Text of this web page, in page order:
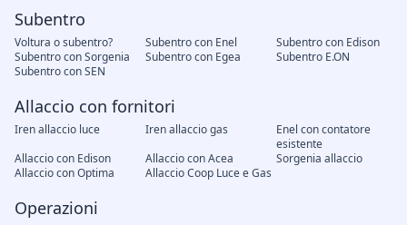
Subentro
Voltura o subentro? Subentro con Enel
Subentro con Edison
Subentro con Sorgenia
Subentro con Egea
Subentro E.ON
Subentro con SEN
Allaccio con fornitori
Iren allaccio luce Iren allaccio gas
Enel con contatore
esistente
Allaccio con Edison
Allaccio con Acea
Sorgenia allaccio
Allaccio con Optima
Allaccio Coop Luce e Gas
Operazioni